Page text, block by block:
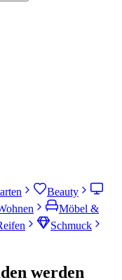
Beauty
Möbel &
Schmuck
werden